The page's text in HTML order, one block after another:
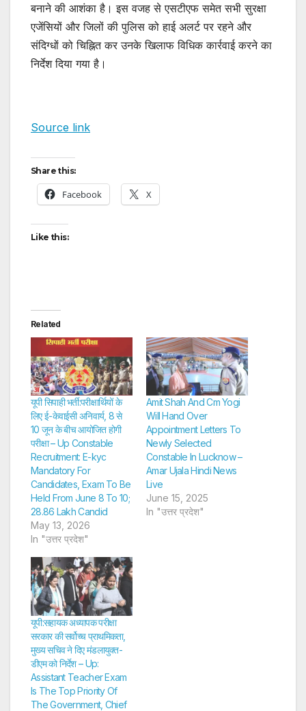
बनाने की आशंका है। इस वजह से एसटीएफ समेत सभी सुरक्षा
एजेंसियों और जिलों की पुलिस को हाई अलर्ट पर रहने और
संदिग्धों को चिह्नित कर उनके खिलाफ विधिक कार्रवाई करने का
निर्देश दिया गया है।
Source link
Share this:
Facebook X
Like this:
Related
यूपी सिपाही भर्ती:परीक्षार्थियों के
लिए ई-केवाईसी अनिवार्य, 8 से
10 जून के बीच आयोजित होगी
परीक्षा – Up Constable
Recruitment: E-kyc
Mandatory For
Candidates, Exam To Be
Held From June 8 To 10;
28.86 Lakh Candid
May 13, 2026
In "उत्तर प्रदेश"
Amit Shah And Cm Yogi
Will Hand Over
Appointment Letters To
Newly Selected
Constable In Lucknow –
Amar Ujala Hindi News
Live
June 15, 2025
In "उत्तर प्रदेश"
यूपी:सहायक अध्यापक परीक्षा
सरकार की सर्वोच्च प्राथमिकता,
मुख्य सचिव ने दिए मंडलायुक्त-
डीएम को निर्देश – Up:
Assistant Teacher Exam
Is The Top Priority Of
The Government, Chief